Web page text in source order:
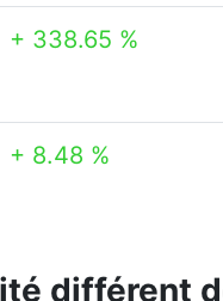
+ 338.65 %
+ 8.48 %
différent